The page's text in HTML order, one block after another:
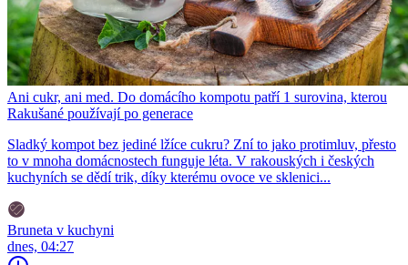
Ani cukr, ani med. Do domácího kompotu patří 1 surovina, kterou
Rakušané používají po generace
Sladký kompot bez jediné lžíce cukru? Zní to jako protimluv, přesto
to v mnoha domácnostech funguje léta. V rakouských i českých
kuchyních se dědí trik, díky kterému ovoce ve sklenici...
Bruneta v kuchyni
dnes, 04:27